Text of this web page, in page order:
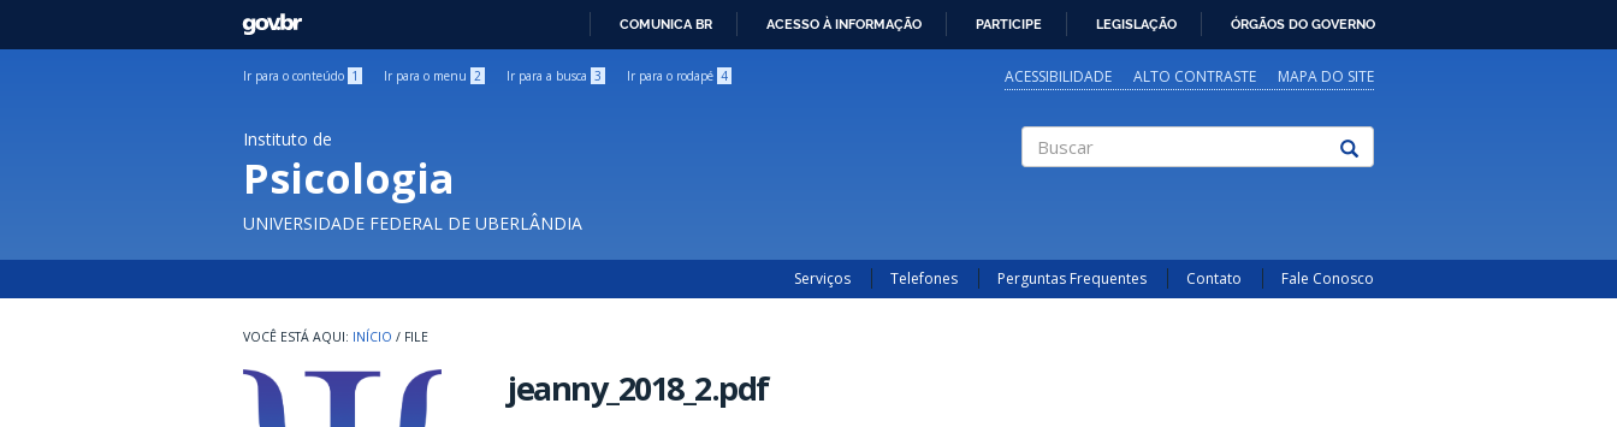
GOVBR
COMUNICA BR ACESSO À INFORMAÇÃO PARTICIPE LEGISLAÇÃO ÓRGÃOS DO GOVERNO
Ir para o conteúdo 1 Ir para o menu 2 Ir para a busca 3 Ir para o rodapé 4 ACESSIBILIDADE ALTO CONTRASTE MAPA DO SITE
Instituto de
Psicologia
UNIVERSIDADE FEDERAL DE UBERLÂNDIA
Serviços Telefones Perguntas Frequentes Contato Fale Conosco
INÍCIO / FILE
jeanny_2018_2.pdf